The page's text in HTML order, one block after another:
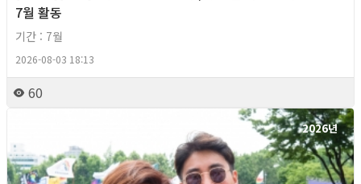
7월 활동
기간 : 7월
2026-08-03 18:13
60
2026년